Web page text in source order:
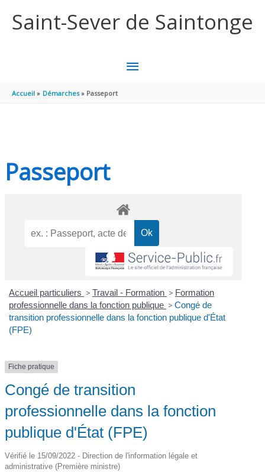
Saint-Sever de Saintonge
MENU
Accueil Démarches Passeport
Passeport
Accueil particuliers > Travail - Formation > Formation
professionnelle dans la fonction publique > Congé de
transition professionnelle dans la fonction publique d'État
(FPE)
Fiche pratique
Congé de transition
professionnelle dans la fonction
publique d'État (FPE)
Vérifié le 15/09/2022 - Direction de l'information légale et
administrative (Première ministre)